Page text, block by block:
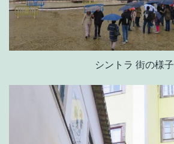
シントラ 街の様子